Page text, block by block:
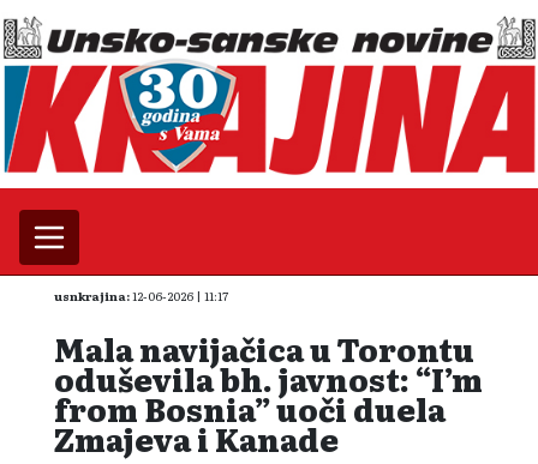
usnkrajina:12-06-2026 | 11:17
Mala navijačica u Torontu
oduševila bh. javnost: “I’m
from Bosnia” uoči duela
Zmajeva i Kanade